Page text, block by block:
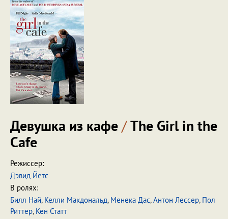
Девушка из кафе/The Girl in the
Cafe
Режиссер:
Дэвид Йетс
В ролях:
Билл Най, Келли Макдональд, Менека Дас,Антон Лессер, Пол
Риттер, Кен Статт